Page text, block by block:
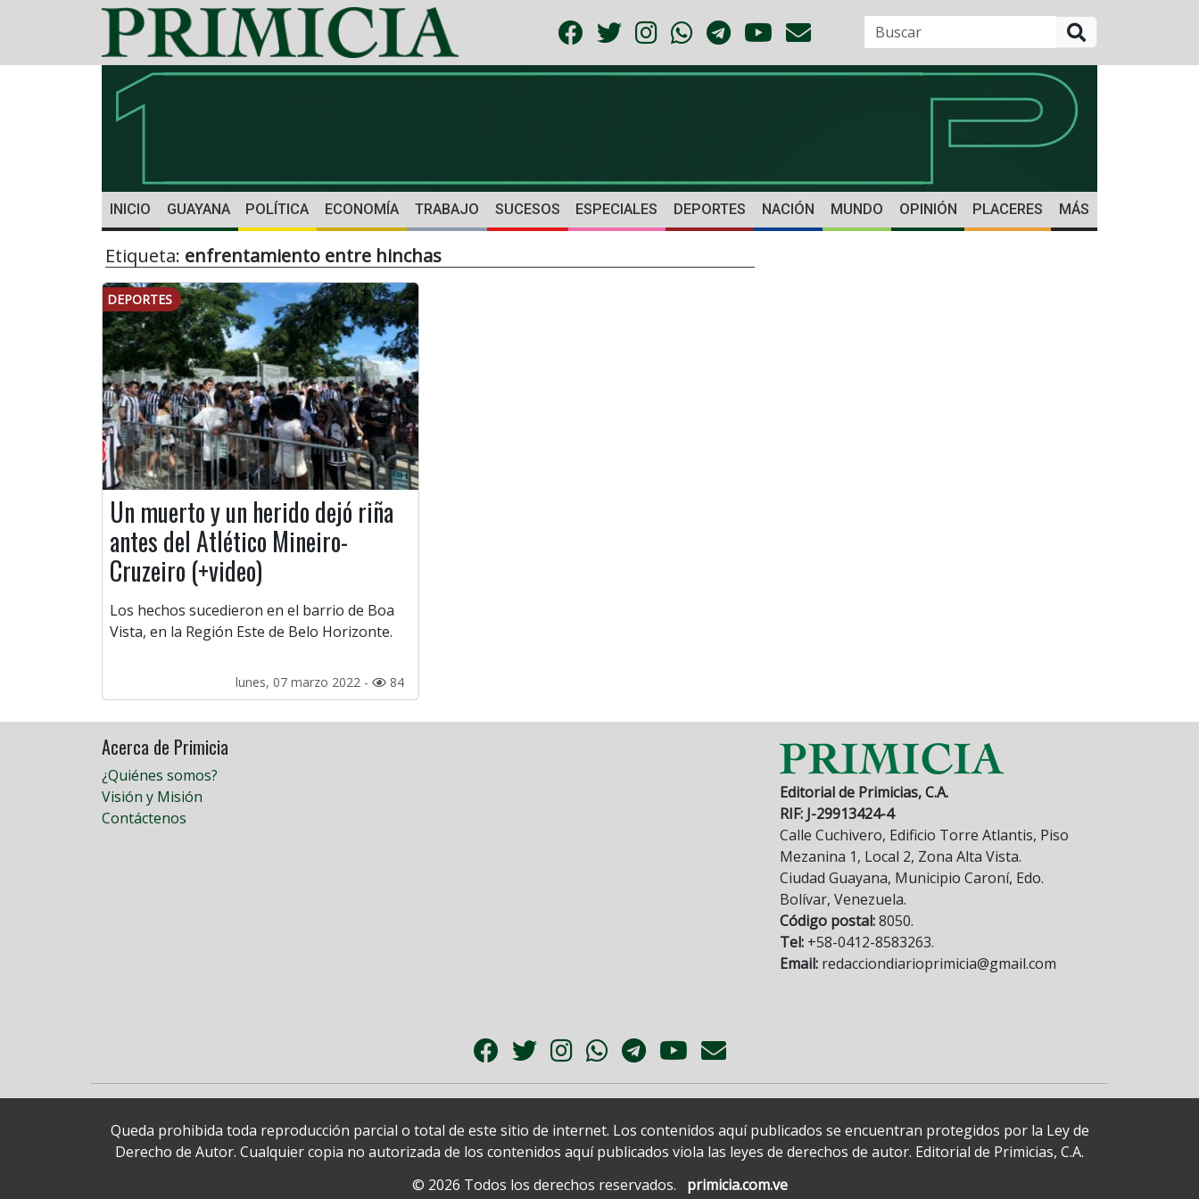
INICIO GUAYANA POLÍTICA ECONOMÍA TRABAJO SUCESOS ESPECIALES DEPORTES NACIÓN MUNDO OPINIÓN PLACERES MÁS
Etiqueta: enfrentamiento entre hinchas
DEPORTES
Un muerto y un herido dejó riña
antes del Atlético Mineiro-
Cruzeiro (+video)
Los hechos sucedieron en el barrio de Boa
Vista, en la Región Este de Belo Horizonte.
lunes, 07 marzo 2022 - 84
Acerca de Primicia
¿Quiénes somos?
Visión y Misión
Contáctenos
Editorial de Primicias, C.A.
RIF: J-29913424-4
Calle Cuchivero, Edificio Torre Atlantis, Piso
Mezanina 1, Local 2, Zona Alta Vista.
Ciudad Guayana, Municipio Caroní, Edo.
Bolívar, Venezuela.
Código postal:8050.
Tel: +58-0412-8583263.
Email: redacciondiarioprimicia@gmail.com
Queda prohibida toda reproducción parcial o total de este sitio de internet. Los contenidos aquí publicados se encuentran protegidos por la Ley de
Derecho de Autor. Cualquier copia no autorizada de los contenidos aquí publicados viola las leyes de derechos de autor. Editorial de Primicias, C.A.
© 2026 Todos los derechos reservados.
primicia.com.ve